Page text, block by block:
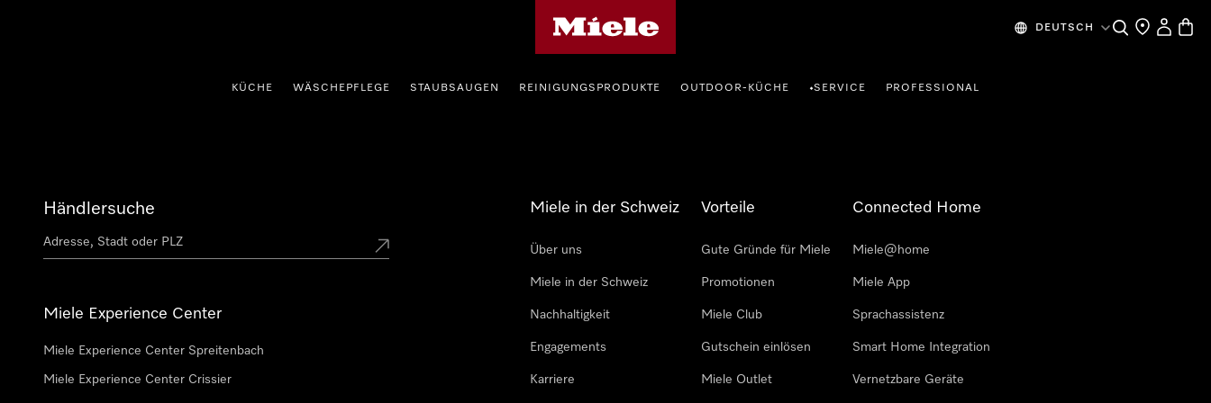
DEUTSCH SucheHändlersuche
Mein
KÜCHE WÄSCHEPFLEGE STAUBSAUGEN REINIGUNGSPRODUKTE OUTDOOR-KÜCHE •SERVICE PROFESSIONAL
Händlersuche
Miele Experience Center
Miele Experience Center Spreitenbach
Miele Experience Center Crissier
Miele in der Schweiz
Über uns
Miele in der Schweiz
Nachhaltigkeit
Engagements
Karriere
Vorteile
Gute Gründe für Miele
Promotionen
Miele Club
Gutschein einlösen
Miele Outlet
Connected Home
Miele@home
Miele App
Sprachassistenz
Smart Home Integration
Vernetzbare Geräte